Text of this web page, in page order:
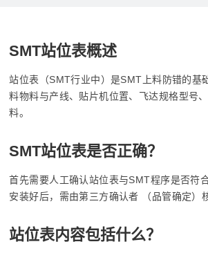
SMT站位表概述
站位表（SMT行业中）是SMT上料防错的基
料物料与产线、贴片机位置、飞达规格型号
料。
SMT站位表是否正确？
首先需要人工确认站位表与SMT程序是否符
安装好后，需由第三方确认者 （品管确定）
站位表内容包括什么？